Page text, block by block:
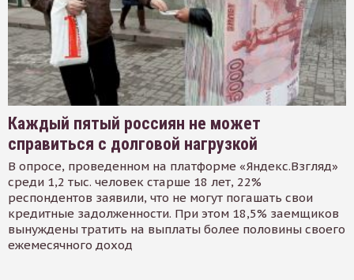
Каждый пятый россиян не может
справиться с долговой нагрузкой
В опросе, проведенном на платформе «Яндекс.Взгляд»
среди 1,2 тыс. человек старше 18 лет, 22%
респондентов заявили, что не могут погашать свои
кредитные задолженности. При этом 18,5% заемщиков
вынуждены тратить на выплаты более половины своего
ежемесячного доход